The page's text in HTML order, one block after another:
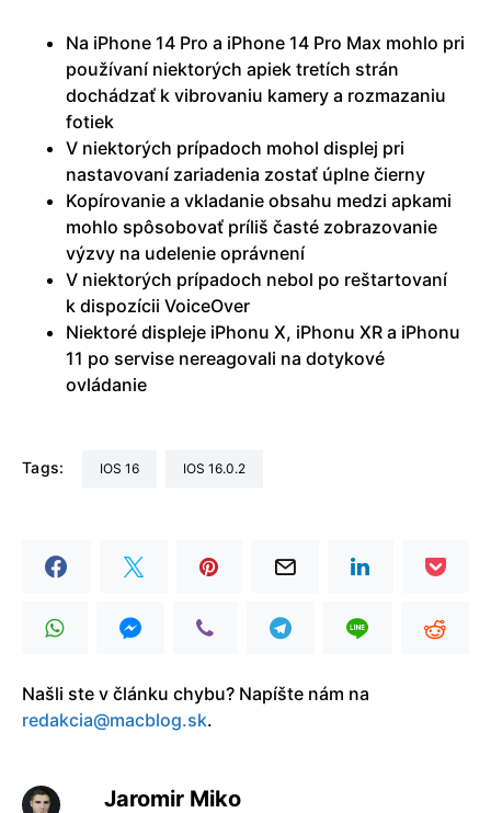
Na iPhone 14 Pro a iPhone 14 Pro Max mohlo pri
používaní niektorých apiek tretích strán
dochádzať k vibrovaniu kamery a rozmazaniu
fotiek
V niektorých prípadoch mohol displej pri
nastavovaní zariadenia zostať úplne čierny
Kopírovanie a vkladanie obsahu medzi apkami
mohlo spôsobovať príliš časté zobrazovanie
výzvy na udelenie oprávnení
V niektorých prípadoch nebol po reštartovaní
k dispozícii VoiceOver
Niektoré displeje iPhonu X, iPhonu XR a iPhonu
11 po servise nereagovali na dotykové
ovládanie
Tags: iOS 16 iOS 16.0.2
Našli ste v článku chybu? Napíšte nám na
redakcia@macblog.sk.
Jaromir Miko